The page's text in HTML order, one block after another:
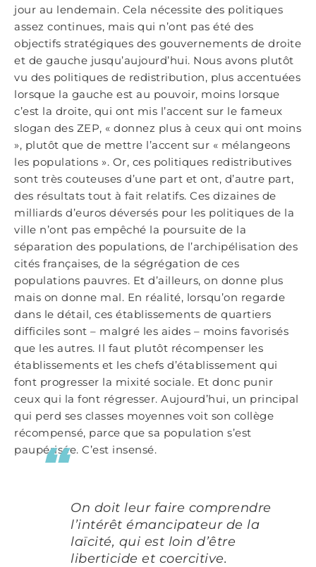
jour au lendemain. Cela nécessite des politiques
assez continues, mais qui n’ont pas été des
objectifs stratégiques des gouvernements de droite
et de gauche jusqu’aujourd’hui. Nous avons plutôt
vu des politiques de redistribution, plus accentuées
lorsque la gauche est au pouvoir, moins lorsque
c’est la droite, qui ont mis l’accent sur le fameux
slogan des ZEP, « donnez plus à ceux qui ont moins
», plutôt que de mettre l’accent sur « mélangeons
les populations ». Or, ces politiques redistributives
sont très couteuses d’une part et ont, d’autre part,
des résultats tout à fait relatifs. Ces dizaines de
milliards d’euros déversés pour les politiques de la
ville n’ont pas empêché la poursuite de la
séparation des populations, de l’archipélisation des
cités françaises, de la ségrégation de ces
populations pauvres. Et d’ailleurs, on donne plus
mais on donne mal. En réalité, lorsqu’on regarde
dans le détail, ces établissements de quartiers
difficiles sont – malgré les aides – moins favorisés
que les autres. Il faut plutôt récompenser les
établissements et les chefs d’établissement qui
font progresser la mixité sociale. Et donc punir
ceux qui la font régresser. Aujourd’hui, un principal
qui perd ses classes moyennes voit son collège
récompensé, parce que sa population s’est
paupérisée. C’est insensé.
On doit leur faire comprendre
l’intérêt émancipateur de la
laïcité, qui est loin d’être
liberticide et coercitive.